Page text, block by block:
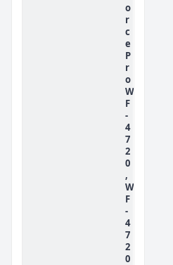
o
r
c
e
P
r
o
W
F
-
4
7
2
0
,
W
F
-
4
7
2
0